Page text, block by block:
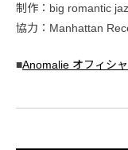
制作：big romantic
協力：Manhattan
■Anomalie オフィシ